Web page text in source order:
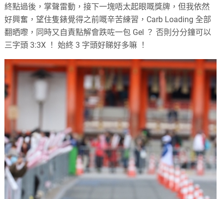
終點過後，掌聲雷動，接下一塊唔太起眼嘅獎牌，但我依然
好興奮，望住隻錶覺得之前嘅辛苦練習，Carb Loading 全部
翻晒嚟，同時又自責點解會跌咗一包 Gel ？ 否則分分鐘可以
三字頭 3:3X ！ 始終 3 字頭好睇好多嘛 ！